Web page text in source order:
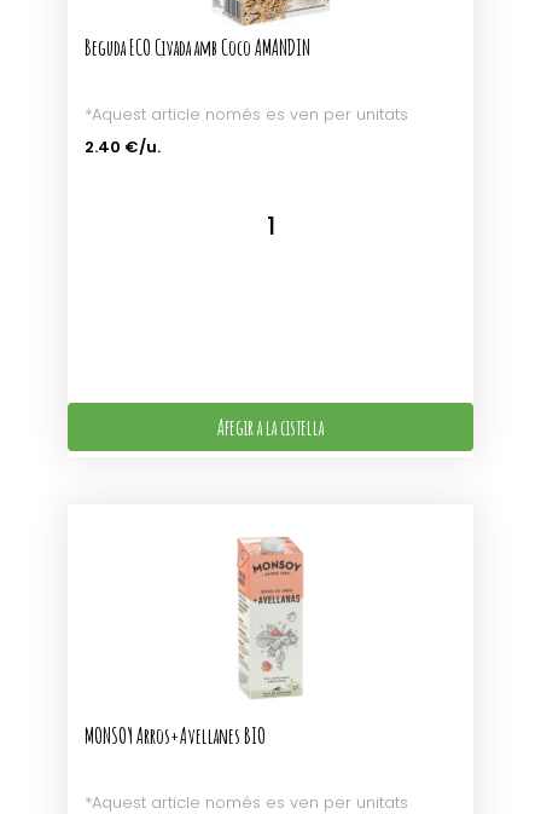
Beguda ECO Civada amb Coco AMANDIN
*Aquest article només es ven per unitats
2.40 €/u.
Afegir a la cistella
MONSOY Arros+Avellanes BIO
*Aquest article només es ven per unitats